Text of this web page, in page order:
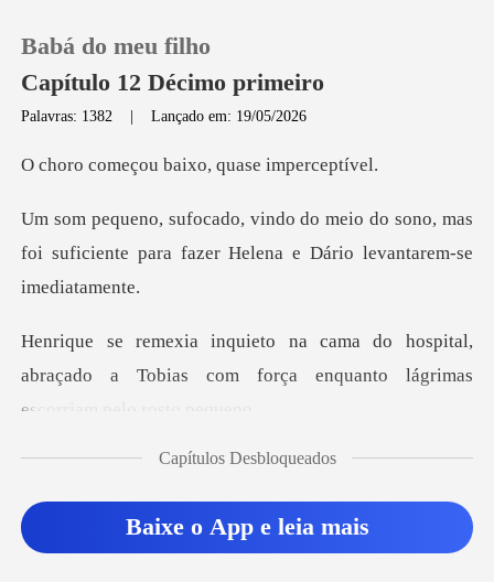
Loja
Histórico
Sair
Babá do meu filho
Capítulo 12 Décimo primeiro
Palavras: 1382 |Lançado em: 19/05/2026
u baixo, quase
do sono, mas
foi suficiente para fazer H
ospital,
abraçado a Tobias com força enqu
lena chamou suavem
Capítulos Desbloqueados
Baixe o App e leia mais